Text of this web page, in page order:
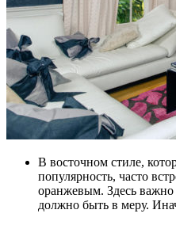
В восточном стиле,
популярность, часто
оранжевым. Здесь важно
должно быть в меру.